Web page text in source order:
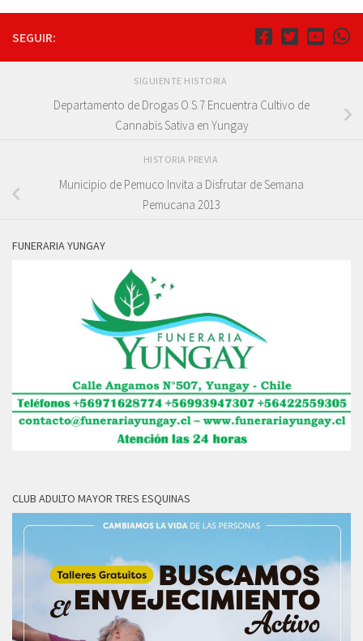
SEGUIR:
SIGUIENTE HISTORIA
Departamento de Drogas O.S.7 Encuentra Cultivo de
Cannabis Sativa en Yungay
HISTORIA PREVIA
Municipio de Pemuco Invita a Disfrutar de Semana
Pemucana 2013
FUNERARIA YUNGAY
CLUB ADULTO MAYOR TRES ESQUINAS